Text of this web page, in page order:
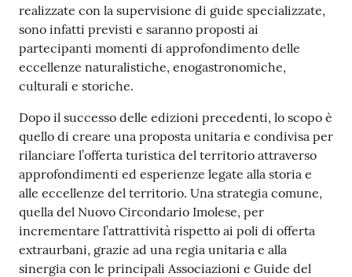
realizzate con la supervisione di guide specializzate,
sono infatti previsti e saranno proposti ai
partecipanti momenti di approfondimento delle
eccellenze naturalistiche, enogastronomiche,
culturali e storiche.
Dopo il successo delle edizioni precedenti, lo scopo è
quello di creare una proposta unitaria e condivisa per
rilanciare l’offerta turistica del territorio attraverso
approfondimenti ed esperienze legate alla storia e
alle eccellenze del territorio. Una strategia comune,
quella del Nuovo Circondario Imolese, per
incrementare l’attrattività rispetto ai poli di offerta
extraurbani, grazie ad una regia unitaria e alla
sinergia con le principali Associazioni e Guide del